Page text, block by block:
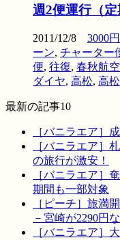
週2便運行（定
2011/12/8 3000円
ーン, チャーター
便, 往復, 春秋航空
ダイヤ, 高松, 高
最新の記事10
［バニラエア］
［バニラエア］
の旅行が激安！
［バニラエア］
期間も一部対象
［ピーチ］旅満
－宮崎が2290円
［バニラエア］